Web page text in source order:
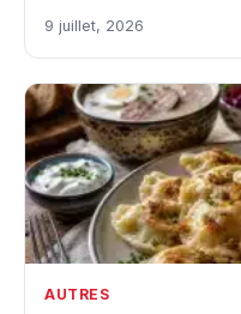
9 juillet, 2026
AUTRES